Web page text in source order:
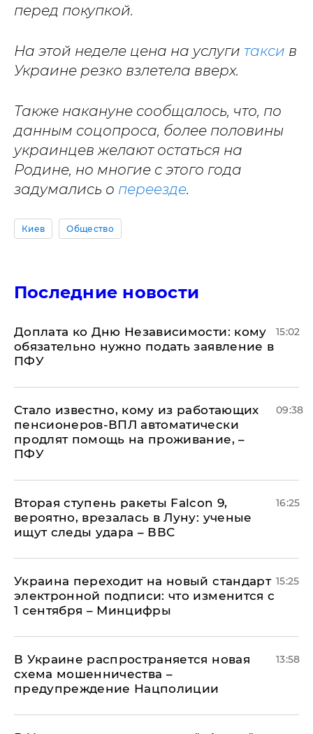
перед покупкой.
На этой неделе цена на услуги такси в
Украине резко взлетела вверх.
Также накануне сообщалось, что, по
данным соцопроса, более половины
украинцев желают остаться на
Родине, но многие с этого года
задумались о переезде.
Киев Общество
Последние новости
Доплата ко Дню Независимости: кому
обязательно нужно подать заявление в
ПФУ
15:02
Стало известно, кому из работающих
пенсионеров-ВПЛ автоматически
продлят помощь на проживание, –
ПФУ
09:38
Вторая ступень ракеты Falcon 9,
вероятно, врезалась в Луну: ученые
ищут следы удара – ВВС
16:25
Украина переходит на новый стандарт
электронной подписи: что изменится с
1 сентября – Минцифры
15:25
В Украине распространяется новая
схема мошенничества –
предупреждение Нацполиции
13:58